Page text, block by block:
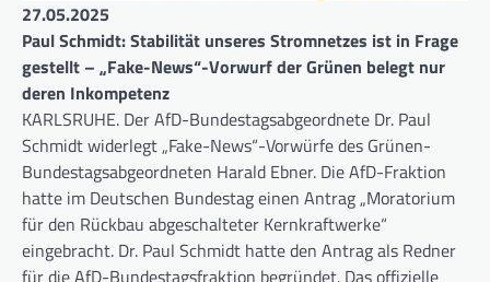
27.05.2025
Paul Schmidt: Stabilität unseres Stromnetzes ist in Frage
gestellt – „Fake-News“-Vorwurf der Grünen belegt nur
deren Inkompetenz
KARLSRUHE. Der AfD-Bundestagsabgeordnete Dr. Paul
Schmidt widerlegt „Fake-News“-Vorwürfe des Grünen-
Bundestagsabgeordneten Harald Ebner. Die AfD-Fraktion
hatte im Deutschen Bundestag einen Antrag „Moratorium
für den Rückbau abgeschalteter Kernkraftwerke“
eingebracht. Dr. Paul Schmidt hatte den Antrag als Redner
für die AfD-Bundestagsfraktion begründet. Das offizielle